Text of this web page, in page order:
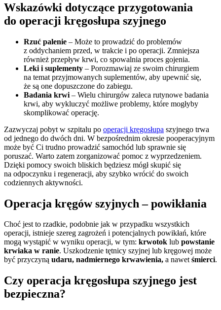
Wskazówki dotyczące przygotowania
do operacji kręgosłupa szyjnego
Rzuć palenie – Może to prowadzić do problemów
z oddychaniem przed, w trakcie i po operacji. Zmniejsza
również przepływ krwi, co spowalnia proces gojenia.
Leki i suplementy – Porozmawiaj ze swoim chirurgiem
na temat przyjmowanych suplementów, aby upewnić się,
że są one dopuszczone do zabiegu.
Badania krwi – Wielu chirurgów zaleca rutynowe badania
krwi, aby wykluczyć możliwe problemy, które mogłyby
skomplikować operację.
Zazwyczaj pobyt w szpitalu po operacji kręgosłupa szyjnego trwa
od jednego do dwóch dni. W bezpośrednim okresie pooperacyjnym
może być Ci trudno prowadzić samochód lub sprawnie się
poruszać. Warto zatem zorganizować pomoc z wyprzedzeniem.
Dzięki pomocy swoich bliskich będziesz mógł skupić się
na odpoczynku i regeneracji, aby szybko wrócić do swoich
codziennych aktywności.
Operacja kręgów szyjnych – powikłania
Choć jest to rzadkie, podobnie jak w przypadku wszystkich
operacji, istnieje szereg zagrożeń i potencjalnych powikłań, które
mogą wystąpić w wyniku operacji, w tym: krwotok lub powstanie
krwiaka w ranie. Uszkodzenie tętnicy szyjnej lub kręgowej może
być przyczyną udaru, nadmiernego krwawienia, a nawetśmierci.
Czy operacja kręgosłupa szyjnego jest
bezpieczna?